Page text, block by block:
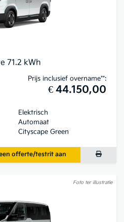
71.2 kWh
Prijs inclusief overname**:
€ 44.150,00
Elektrisch
Automaat
Cityscape Green
offerte/testrit aan
Foto ter illustratie